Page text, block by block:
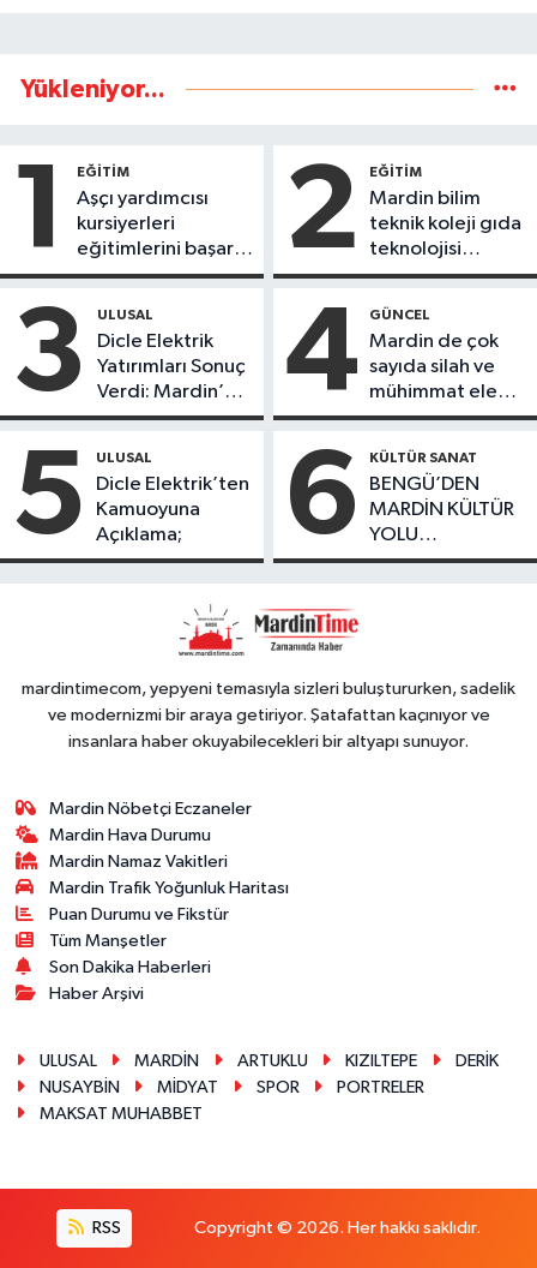
Yükleniyor...
1 EĞİTİM
Aşçı yardımcısı
kursiyerleri
eğitimlerini başarı
ile tamamladı
2 EĞİTİM
Mardin bilim
teknik koleji gıda
teknolojisi
öğrencileri
ürünlerini satarak
köydeki
çoçuklara kitap
desteğinde
bulundu
3 ULUSAL
Dicle Elektrik
Yatırımları Sonuç
Verdi: Mardin’de
Kayıp Kaçak
Düşüş
4 GÜNCEL
Mardin de çok
sayıda silah ve
mühimmat ele
geçirildi
5 ULUSAL
Dicle Elektrik’ten
Kamuoyuna
Açıklama;
6 KÜLTÜR SANAT
BENGÜ’DEN
MARDİN KÜLTÜR
YOLU
FESTIVALİ’NDE
mardintimecom, yepyeni temasıyla sizleri buluştururken, sadelik
ve modernizmi bir araya getiriyor. Şatafattan kaçınıyor ve
insanlara haber okuyabilecekleri bir altyapı sunuyor.
Mardin Nöbetçi Eczaneler
Mardin Hava Durumu
Mardin Namaz Vakitleri
Mardin Trafik Yoğunluk Haritası
Puan Durumu ve Fikstür
Tüm Manşetler
Son Dakika Haberleri
Haber Arşivi
ULUSAL MARDİN ARTUKLU KIZILTEPE
DERİK
NUSAYBİN
MİDYAT SPOR
PORTRELER
MAKSAT MUHABBET
RSS Copyright © 2026. Her hakkı saklıdır.